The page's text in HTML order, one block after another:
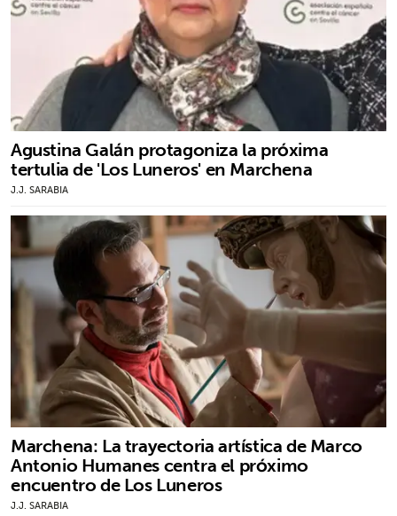
Agustina Galán protagoniza la próxima
tertulia de 'Los Luneros' en Marchena
J.J. SARABIA
Marchena: La trayectoria artística de Marco
Antonio Humanes centra el próximo
encuentro de Los Luneros
J.J. SARABIA